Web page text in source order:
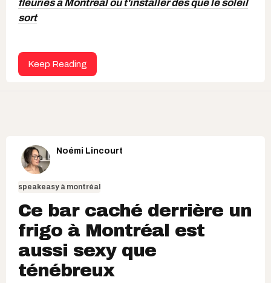
fleuries à Montréal où t'installer dès que le soleil
sort
Keep Reading
Noémi Lincourt
speakeasy à montréal
Ce bar caché derrière un
frigo à Montréal est
aussi sexy que
ténébreux